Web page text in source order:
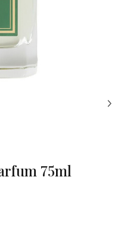
75ml